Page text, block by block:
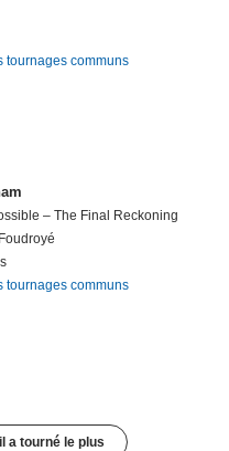
tournages communs
– The Final Reckoning
tournages communs
a tourné le plus